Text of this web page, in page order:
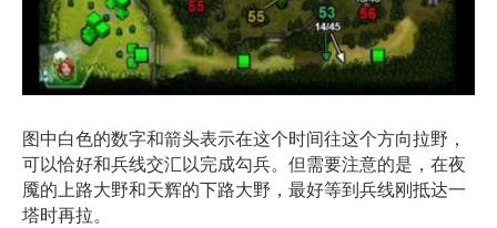
图中白色的数字和箭头表示在这个时间往这个方向拉野，
可以恰好和兵线交汇以完成勾兵。但需要注意的是，在夜
魇的上路大野和天辉的下路大野，最好等到兵线刚抵达一
塔时再拉。